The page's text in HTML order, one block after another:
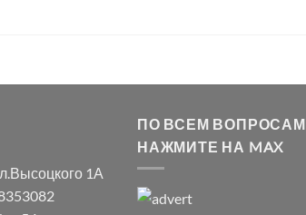
1А
ПО ВСЕМ ВОПРОСАМ
НАЖМИТЕ НА MAX